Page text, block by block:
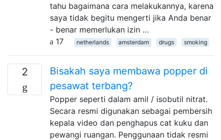
tahu bagaimana cara melakukannya, karena
saya tidak begitu mengerti jika Anda benar
- benar memerlukan izin …
17
netherlands amsterdam drugs smoking
2
Bisakah saya membawa popper di
pesawat terbang?
Popper seperti dalam amil / isobutil nitrat.
Secara resmi digunakan sebagai pembersih
kepala video dan penghapus cat kuku dan
pewangi ruangan. Penggunaan tidak resmi